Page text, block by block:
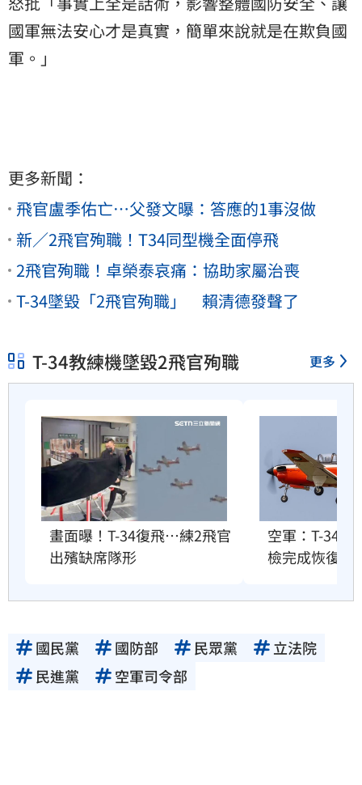
國軍無法安心才是真實，簡單來說就是在欺負國
軍。」
更多新聞：
飛官盧季佑亡…父發文曝：答應的1事沒做
新／2飛官殉職！T34同型機全面停飛
2飛官殉職！卓榮泰哀痛：協助家屬治喪
T-34墜毀「2飛官殉職」 賴清德發聲了
T-34教練機墜毀2飛官殉職 更多
畫面曝！T-34復飛…練2飛官
出殯缺席隊形
空軍：T-34「
檢完成恢復訓
國民黨 國防部 民眾黨
立法院
民進黨
空軍司令部